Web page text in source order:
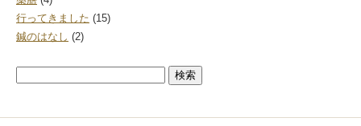
行ってきました (15)
鍼のはなし (2)